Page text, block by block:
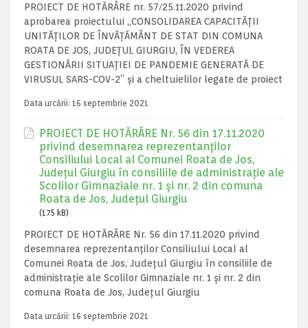
PROIECT DE HOTĂRÂRE nr. 57/25.11.2020 privind
aprobarea proiectului „CONSOLIDAREA CAPACITĂŢII
UNITĂȚILOR DE ÎNVĂȚĂMÂNT DE STAT DIN COMUNA
ROATA DE JOS, JUDEȚUL GIURGIU, ÎN VEDEREA
GESTIONĂRII SITUAȚIEI DE PANDEMIE GENERATĂ DE
VIRUSUL SARS-COV-2” și a cheltuielilor legate de proiect
Data urcării: 16 septembrie 2021
PROIECT DE HOTĂRÂRE Nr. 56 din 17.11.2020
privind desemnarea reprezentanților
Consiliului Local al Comunei Roata de Jos,
Județul Giurgiu în consiliile de administrație ale
Scolilor Gimnaziale nr. 1 și nr. 2 din comuna
Roata de Jos, Județul Giurgiu
(175 kB)
PROIECT DE HOTĂRÂRE Nr. 56 din 17.11.2020 privind
desemnarea reprezentanților Consiliului Local al
Comunei Roata de Jos, Județul Giurgiu în consiliile de
administrație ale Scolilor Gimnaziale nr. 1 și nr. 2 din
comuna Roata de Jos, Județul Giurgiu
Data urcării: 16 septembrie 2021